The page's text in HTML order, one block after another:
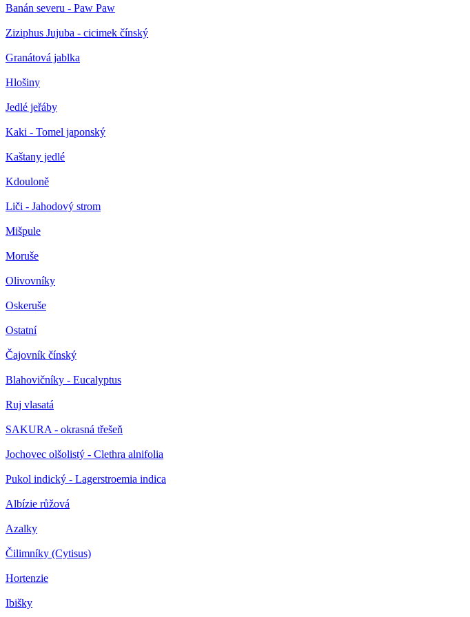
Banán severu - Paw Paw
Ziziphus Jujuba - cicimek čínský
Granátová jablka
Hlošiny
Jedlé jeřáby
Kaki - Tomel japonský
Kaštany jedlé
Kdouloně
Liči - Jahodový strom
Mišpule
Moruše
Olivovníky
Oskeruše
Ostatní
Čajovník čínský
Blahovičníky - Eucalyptus
Ruj vlasatá
SAKURA - okrasná třešeň
Jochovec olšolistý - Clethra alnifolia
Pukol indický - Lagerstroemia indica
Albízie růžová
Azalky
Čilimníky (Cytisus)
Hortenzie
Ibišky